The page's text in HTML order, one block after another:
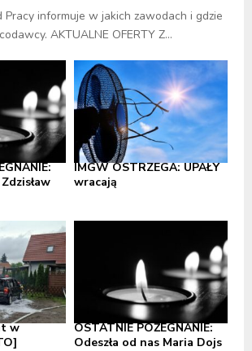
Pracy informuje w jakich zawodach i gdzie
AKTUALNE OFERTY Z...
IMGW OSTRZEGA: UPAŁY
wracają
w
OSTATNIE POŻEGNANIE:
Odeszła od nas Maria Dojs